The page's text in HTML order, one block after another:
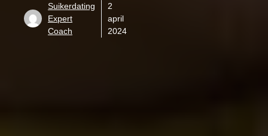
Suikerdating
Expert
Coach
2
april
2024